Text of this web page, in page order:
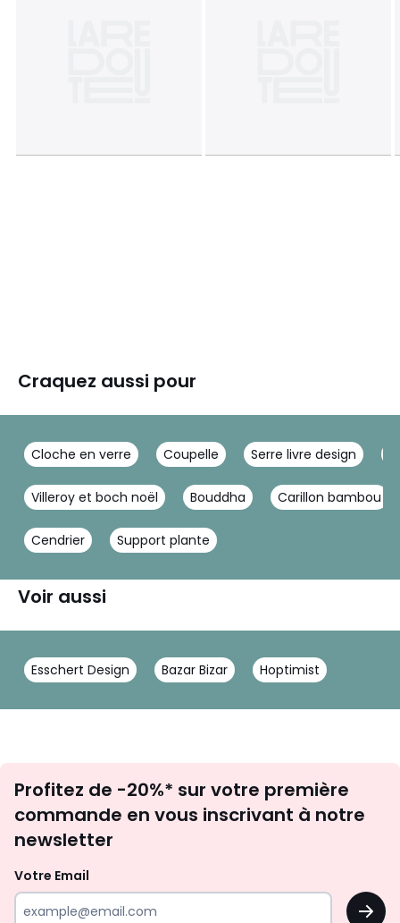
Craquez aussi pour
Cloche en verre Coupelle Serre livre design
Villeroy et boch noël Bouddha Carillon bambou
Cendrier Support plante
Voir aussi
Esschert Design Bazar Bizar Hoptimist
newsletter
Profitez de -20%* sur votre première
commande en vous inscrivant à notre
newsletter
Votre Email
OK